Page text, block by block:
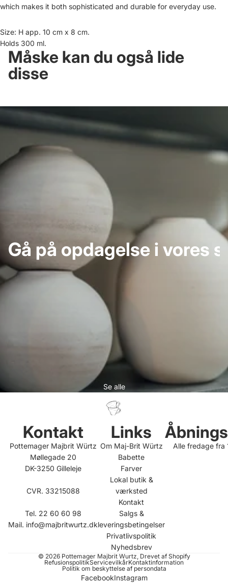
which makes it both sophisticated and durable for everyday use.
Size: H app. 10 cm x 8 cm.
Holds 300 ml.
Måske kan du også lide
disse
Gå på opdagelse i vores
Se alle
Kontakt
Pottemager Majbrit Würtz
Møllegade 20
DK-3250 Gilleleje
CVR. 33215088
Tel. 22 60 60 98
Mail. info@majbritwurtz.dk
Links
Om Maj-Brit Würtz
Babette
Farver
Lokal butik &
værksted
Kontakt
Salgs &
leveringsbetingelser
Privatlivspolitik
Nyhedsbrev
Alle fredage fra
© 2026 Pottemager Majbrit Wurtz, Drevet af Shopify
RefusionspolitikServicevilkårKontaktinformation
Politik om beskyttelse af persondata
FacebookInstagram